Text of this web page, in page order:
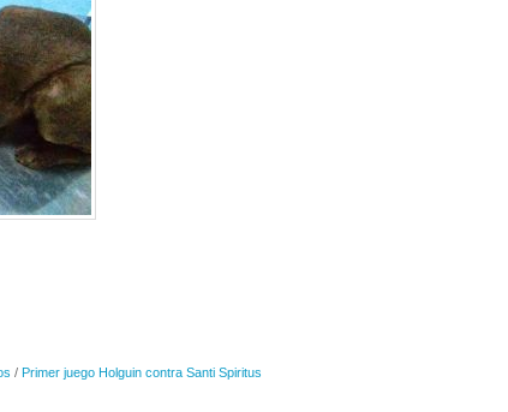
/ Primer juego Holguin contra Santi Spiritus